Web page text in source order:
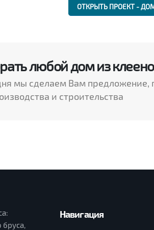
ОТКРЫТЬ ПРОЕКТ -
любой дом из
мы сделаем Вам предложение,
и строительства
бруса,
Навигация